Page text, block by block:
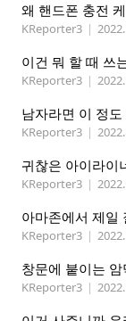
왜 핸드폰 충전
KReporter3 |
이건 뭐 할 때 쓰
KReporter3 |
남자라면 이 정
KReporter3 |
귀찮은 아이라이
KReporter3 |
아마존에서 제일
KReporter3 |
창문에 붙이는 암
KReporter3 |